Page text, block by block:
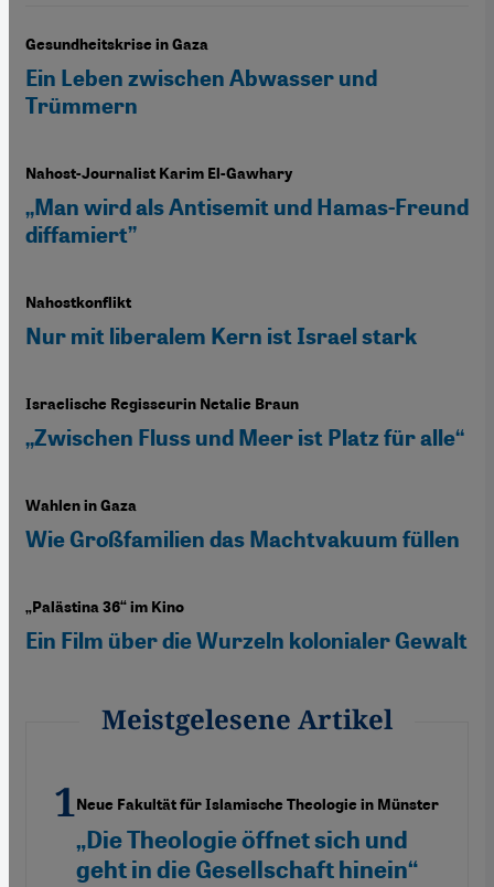
Gesundheitskrise in Gaza
Ein Leben zwischen Abwasser und
Trümmern
Nahost-Journalist Karim El-Gawhary
„Man wird als Antisemit und Hamas-Freund
diffamiert”
Nahostkonflikt
Nur mit liberalem Kern ist Israel stark
Israelische Regisseurin Netalie Braun
„Zwischen Fluss und Meer ist Platz für alle“
Wahlen in Gaza
Wie Großfamilien das Machtvakuum füllen
„Palästina 36“ im Kino
Ein Film über die Wurzeln kolonialer Gewalt
Meistgelesene Artikel
Neue Fakultät für Islamische Theologie in Münster
„Die Theologie öffnet sich und
geht in die Gesellschaft hinein“